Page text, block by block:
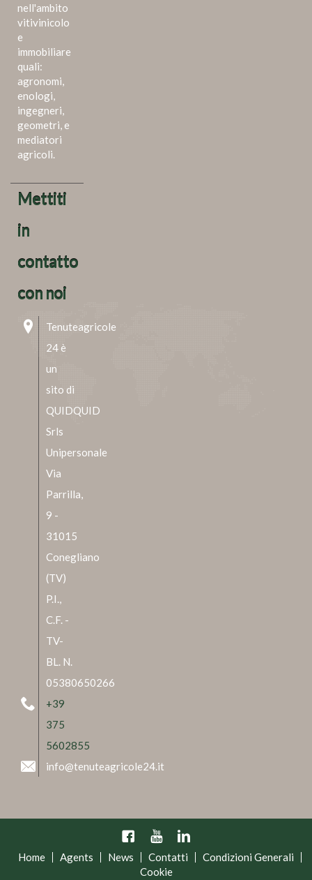
nell'ambito
vitivinicolo
e
immobiliare
quali:
agronomi,
enologi,
ingegneri,
geometri, e
mediatori
agricoli.
Mettiti
in
contatto
con noi
Tenuteagricole
24 è
un
sito di
QUIDQUID
Srls
Unipersonale
Via
Parrilla,
9 -
31015
Conegliano
(TV)
P.I.,
C.F. -
TV-
BL. N.
05380650266
+39
375
5602855
info@tenuteagricole24.it
Facebook
YouTubeLinkedin
Home Agents News Contatti
Condizioni Generali
Cookie